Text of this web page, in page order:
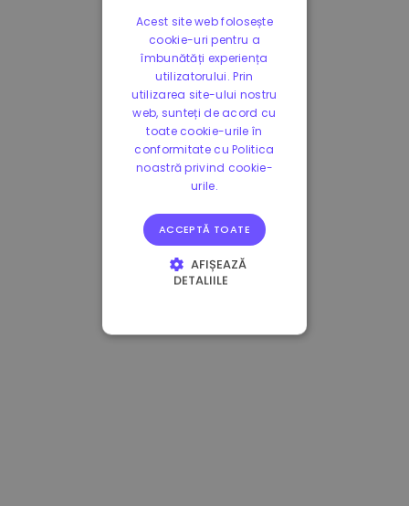
Acest site web folosește
cookie-uri pentru a
îmbunătăți experiența
utilizatorului. Prin
utilizarea site-ului nostru
web, sunteți de acord cu
toate cookie-urile în
conformitate cu Politica
noastră privind cookie-
urile.
ACCEPTĂ TOATE
AFIȘEAZĂ
DETALIILE